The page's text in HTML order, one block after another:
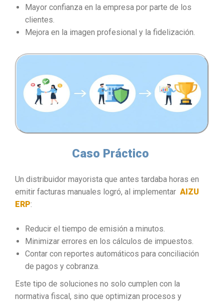
Mayor confianza en la empresa por parte de los
clientes.
Mejora en la imagen profesional y la fidelización.
Caso Práctico
Un distribuidor mayorista que antes tardaba horas en
emitir facturas manuales logró, al implementar AIZU
ERP:
Reducir el tiempo de emisión a minutos.
Minimizar errores en los cálculos de impuestos.
Contar con reportes automáticos para conciliación
de pagos y cobranza.
Este tipo de soluciones no solo cumplen con la
normativa fiscal, sino que optimizan procesos y